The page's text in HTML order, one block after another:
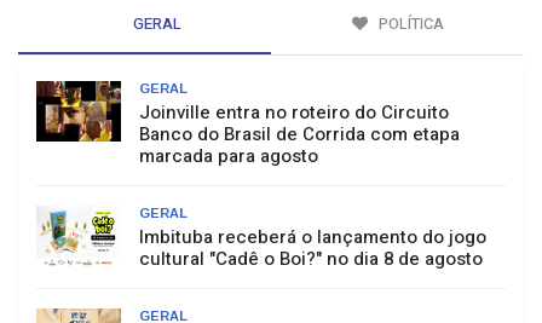
GERAL POLÍTICA
GERAL
Joinville entra no roteiro do Circuito
Banco do Brasil de Corrida com etapa
marcada para agosto
GERAL
Imbituba receberá o lançamento do jogo
cultural "Cadê o Boi?" no dia 8 de agosto
GERAL